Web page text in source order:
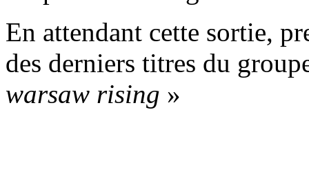
En attendant cette sortie,
des derniers titres du
warsaw rising »